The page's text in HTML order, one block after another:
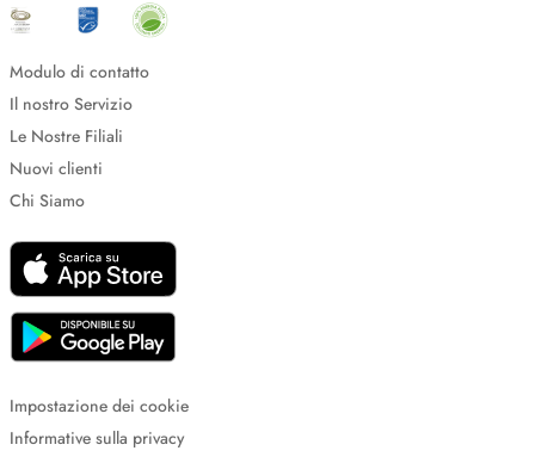
Modulo di contatto
Il nostro Servizio
Le Nostre Filiali
Nuovi clienti
Chi Siamo
Impostazione dei cookie
Informative sulla privacy